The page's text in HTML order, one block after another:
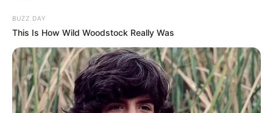
BUZZ DAY
This Is How Wild Woodstock Really Was